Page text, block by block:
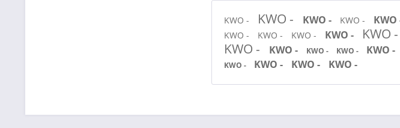
KWO - KWO - KWO - KWO - KWO
KWO - KWO - KWO - KWO - KWO -
KWO - KWO - KWO - KWO - KWO -
KWO - KWO - KWO - KWO -